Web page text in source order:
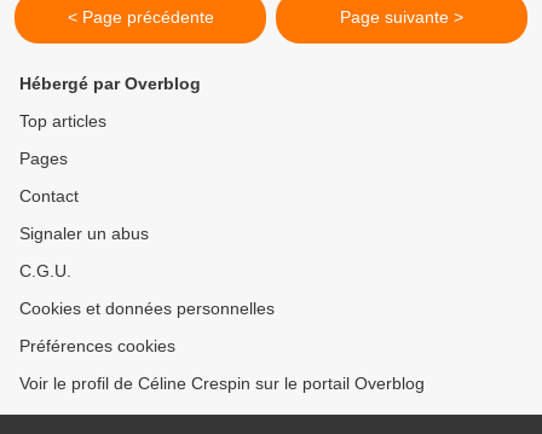
< Page précédente Page suivante >
Hébergé par Overblog
Top articles
Pages
Contact
Signaler un abus
C.G.U.
Cookies et données personnelles
Préférences cookies
Voir le profil de Céline Crespin sur le portail Overblog